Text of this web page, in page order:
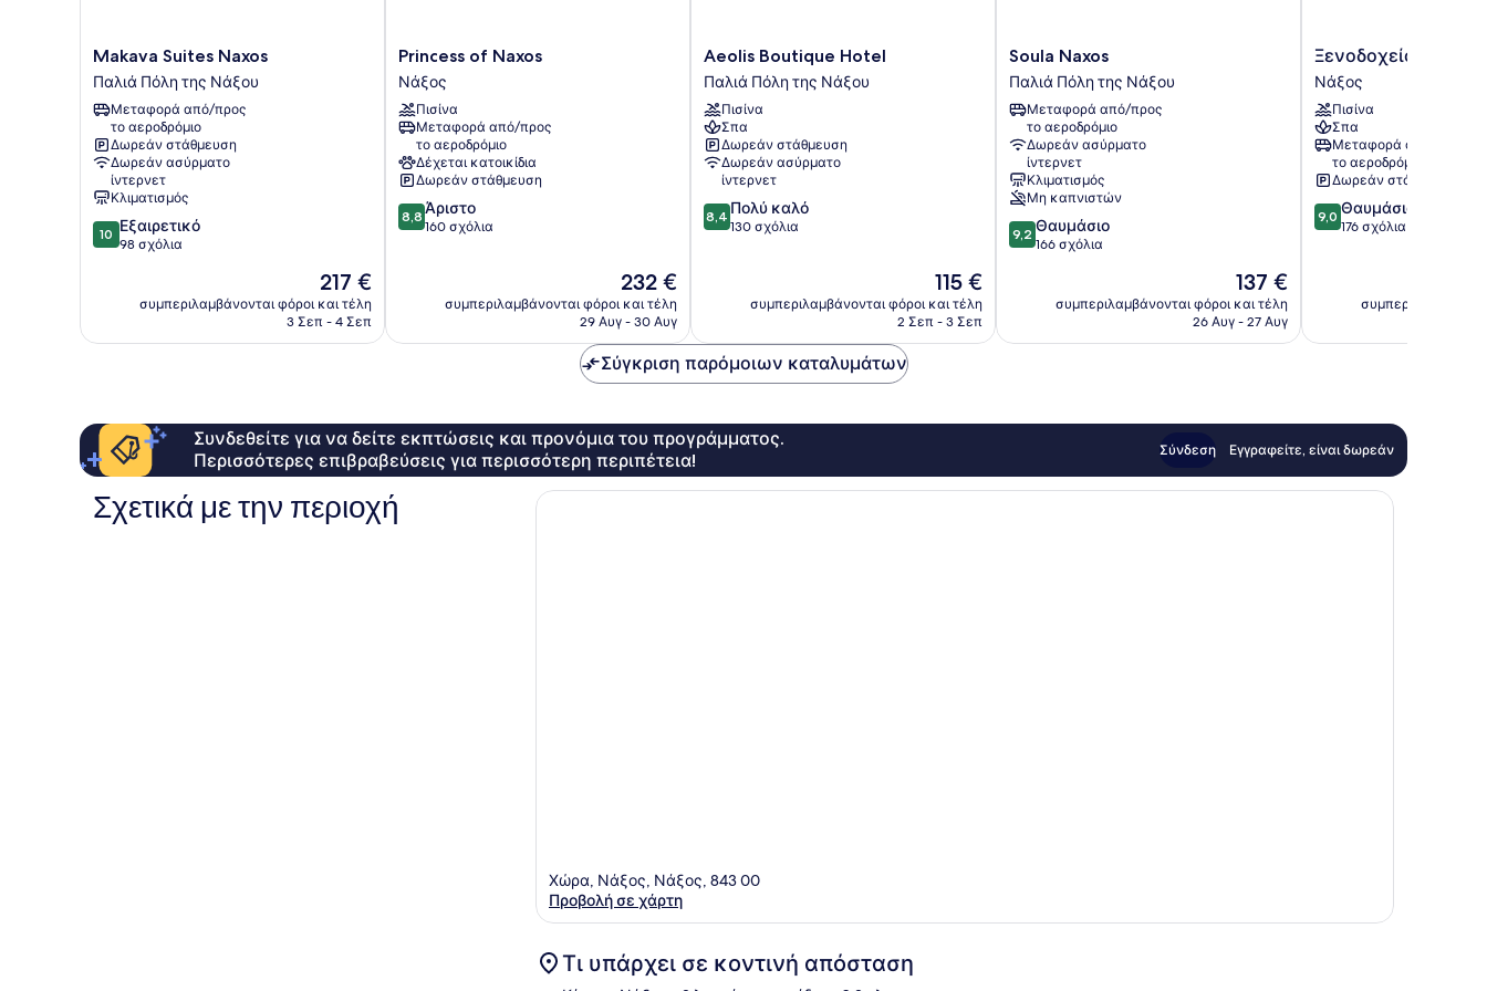
Makava
Suites
Naxos
Παλιά
Πόλη
της
Νάξου
Makava Suites Naxos
Παλιά Πόλη της Νάξου
Μεταφορά από/προς
το αεροδρόμιο
Δωρεάν στάθμευση
Δωρεάν ασύρματο
ίντερνετ
Κλιματισμός
10.0
στα
10 Εξαιρετικό
98 σχόλια
Η
τιμή
είναι
217 €
συμπεριλαμβάνονται φόροι και τέλη
3 Σεπ - 4 Σεπ
Princess
of
Naxos
Νάξος
Princess of Naxos
Νάξος
Πισίνα
Μεταφορά από/προς
το αεροδρόμιο
Δέχεται κατοικίδια
Δωρεάν στάθμευση
8.8
στα
σχόλια
8,8 Άριστο
160 σχόλια
Η
τιμή
είναι
232 €
συμπεριλαμβάνονται φόροι και τέλη
29 Αυγ - 30 Αυγ
Aeolis
Boutique
Hotel
Παλιά
Πόλη
της
Νάξου
Aeolis Boutique Hotel
Παλιά Πόλη της Νάξου
Πισίνα
Σπα
Δωρεάν στάθμευση
Δωρεάν ασύρματο
ίντερνετ
8.4
στα
8,4 Πολύ καλό
130 σχόλια
Η
τιμή
είναι
115 €
συμπεριλαμβάνονται φόροι και τέλη
2 Σεπ - 3 Σεπ
Soula
Naxos
Παλιά
Πόλη
της
Νάξου
Soula Naxos
Παλιά Πόλη της Νάξου
Μεταφορά από/προς
το αεροδρόμιο
Δωρεάν ασύρματο
ίντερνετ
Κλιματισμός
Μη καπνιστών
9.2
στα
9,2 Θαυμάσιο
166 σχόλια
Η
τιμή
είναι
137 €
συμπεριλαμβάνονται φόροι και τέλη
26 Αυγ - 27 Αυγ
Ξενοδοχείο
Astir
of
Naxos
Νάξος
Ξενοδοχείο Astir of
Νάξος
Πισίνα
Σπα
Μεταφορά από/προς
το αεροδρόμιο
Δωρεάν στάθμευση
9.0
στα
σχόλια
9,0 Θαυμάσιο
176 σχόλια
Σύγκριση παρόμοιων καταλυμάτων
Συνδεθείτε για να δείτε εκπτώσεις και προνόμια του προγράμματος.
Περισσότερες επιβραβεύσεις για περισσότερη περιπέτεια!
Σύνδεση Εγγραφείτε, είναι δωρεάν
Σχετικά με την περιοχή
Χώρα, Νάξος, Νάξος, 843 00
Προβολή σε χάρτη
Τι υπάρχει σε κοντινή απόσταση